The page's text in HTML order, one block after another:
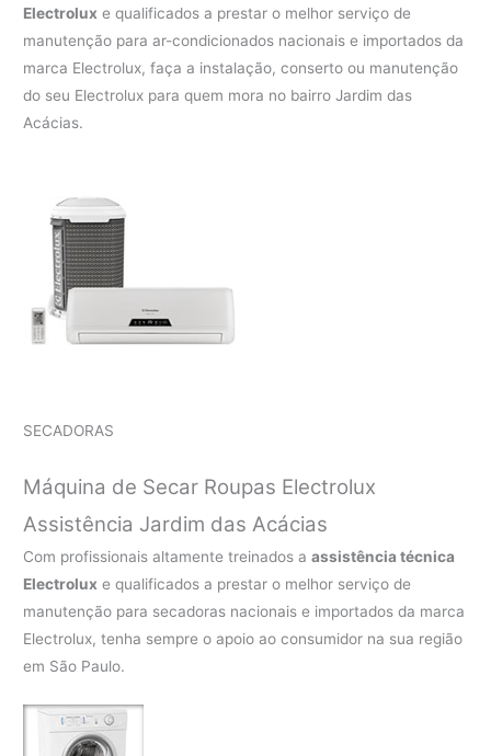
Electrolux e qualificados a prestar o melhor serviço de
manutenção para ar-condicionados nacionais e importados da
marca Electrolux, faça a instalação, conserto ou manutenção
do seu Electrolux para quem mora no bairro Jardim das
Acácias.
SECADORAS
Máquina de Secar Roupas Electrolux
Assistência Jardim das Acácias
Com profissionais altamente treinados aassistência técnica
Electrolux e qualificados a prestar o melhor serviço de
manutenção para secadoras nacionais e importados da marca
Electrolux, tenha sempre o apoio ao consumidor na sua região
em São Paulo.